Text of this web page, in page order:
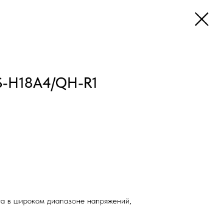
H18A4/QH-R1
в широком диапазоне напряжений,